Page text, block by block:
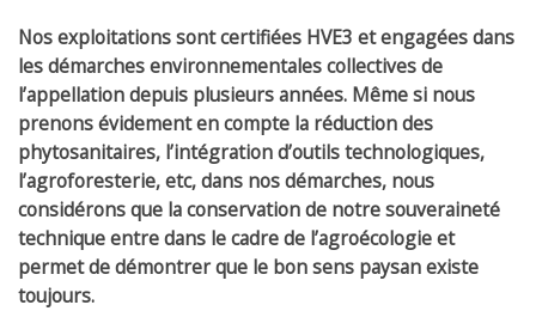
Nos exploitations sont certifiées HVE3 et engagées dans
les démarches environnementales collectives de
l’appellation depuis plusieurs années. Même si nous
prenons évidement en compte la réduction des
phytosanitaires, l’intégration d’outils technologiques,
l’agroforesterie, etc, dans nos démarches, nous
considérons que la conservation de notre souveraineté
technique entre dans le cadre de l’agroécologie et
permet de démontrer que le bon sens paysan existe
toujours.